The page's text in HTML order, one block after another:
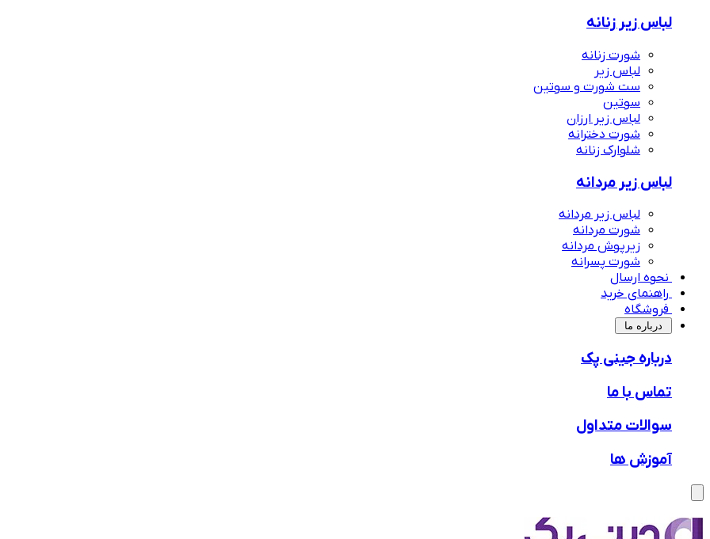
لباس زیر زنانه
شورت زنانه
لباس زیر
ست شورت و سوتین
سوتین
لباس زیر ارزان
شورت دخترانه
شلوارک زنانه
لباس زیر مردانه
لباس زیر مردانه
شورت مردانه
زیرپوش مردانه
شورت پسرانه
نحوه ارسال
راهنمای خرید
فروشگاه
‌درباره ما
درباره جینی پک
تماس با ما
سوالات متداول
آموزش ها